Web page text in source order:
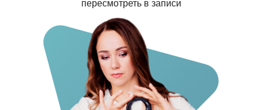
пересмотреть в записи